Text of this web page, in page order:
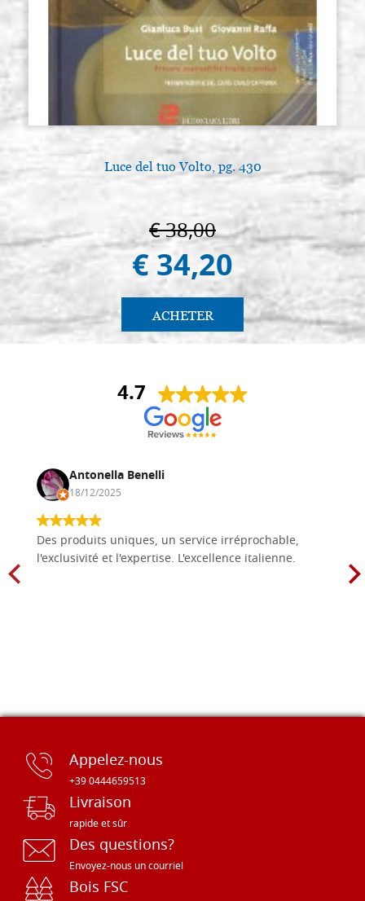
Luce del tuo Volto, pg. 430
€ 38,00
€ 34,20
ACHETER
4.7
Antonella Benelli
18/12/2025
Des produits uniques, un service irréprochable,
l'exclusivité et l'expertise. L'excellence italienne.
Appelez-nous
+39 0444659513
Livraison
rapide et sûr
Des questions?
Envoyez-nous un courriel
Bois FSC